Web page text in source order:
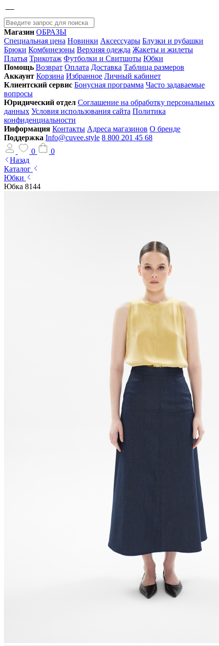
Магазин ОБРАЗЫ
Специальная цена Новинки Аксессуары Блузки и рубашки
Брюки Комбинезоны Верхняя одежда Жакеты и жилеты
Платья Трикотаж Футболки и Свитшоты Юбки
Помощь Возврат Оплата Доставка Таблица размеров
Аккаунт Корзина Избранное Личный кабинет
Клиентский сервис Бонусная программа Часто задаваемые
вопросы
Юридический отдел Соглашение на обработку персональных
данных Условия использования сайта Политика
конфиденциальности
Информация Контакты Адреса магазинов О бренде
Поддержка Info@cuvee.style 8 800 201 45 68
0
0
Назад
Каталог
Юбки
Юбка 8144